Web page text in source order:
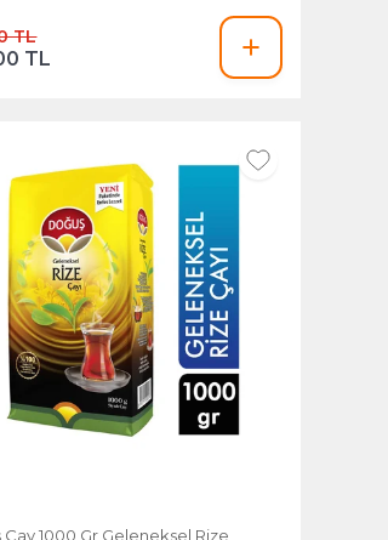
TL
TL
1000 Gr Geleneksel Rize